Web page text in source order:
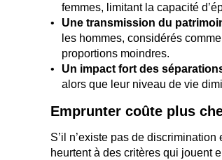
femmes, limitant la capacité
Une transmission du
les hommes, considérés
proportions moindres.
Un impact fort des
alors que leur niveau de vie
Emprunter coûte plus
S’il n’existe pas de
heurtent à des critères qui jouent